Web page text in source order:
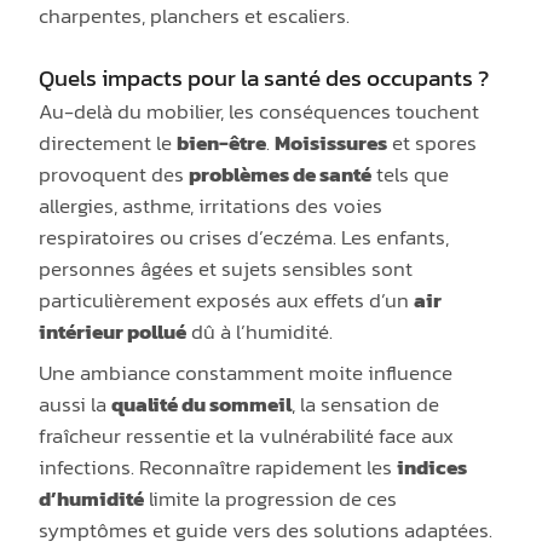
charpentes, planchers et escaliers.
Quels impacts pour la santé des occupants ?
Au-delà du mobilier, les conséquences touchent
directement lebien-être.Moisissureset spores
provoquent desproblèmes de santétels que
allergies, asthme, irritations des voies
respiratoires ou crises d’eczéma. Les enfants,
personnes âgées et sujets sensibles sont
particulièrement exposés aux effets d’unair
intérieur polluédû à l’humidité.
Une ambiance constamment moite influence
aussi laqualité du sommeil, la sensation de
fraîcheur ressentie et la vulnérabilité face aux
infections. Reconnaître rapidement lesindices
d’humiditélimite la progression de ces
symptômes et guide vers des solutions adaptées.